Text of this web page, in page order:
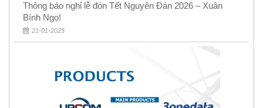
Thông báo nghỉ lễ đón Tết Nguyên Đán 2026 – Xuân
Bính Ngọ!
21-01-2025